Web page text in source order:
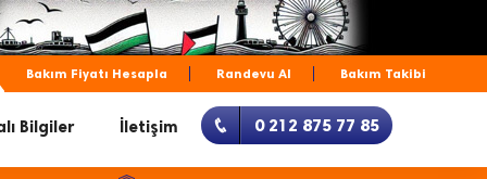
Bakım Fiyatı Hesapla Randevu Al Bakım Takibi
Bilgiler İletişim 0 212 875 77 85